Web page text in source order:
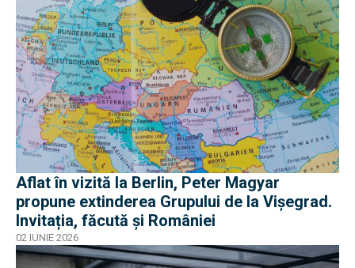
Aflat în vizită la Berlin, Peter Magyar
propune extinderea Grupului de la Vişegrad.
Invitația, făcută și României
02 IUNIE 2026